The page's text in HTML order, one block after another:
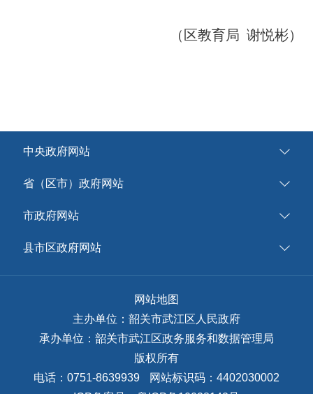
（区教育局 谢悦彬）
中央政府网站
省（区市）政府网站
市政府网站
县市区政府网站
网站地图
主办单位：韶关市武江区人民政府
承办单位：韶关市武江区政务服务和数据管理局
版权所有
电话：0751-8639939
网站标识码：4402030002